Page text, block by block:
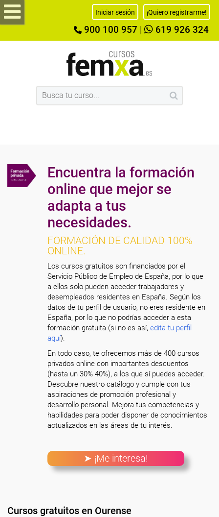
Iniciar sesión ¡Quiero registrarme!
900 100 957 619 926 324
Encuentra la formación
online que mejor se
adapta a tus
necesidades.
FORMACIÓN DE CALIDAD 100%
ONLINE.
Los cursos gratuitos son financiados por el
Servicio Público de Empleo de España, por lo que
a ellos solo pueden acceder trabajadores y
desempleados residentes en España. Según los
datos de tu perfil de usuario, no eres residente en
España, por lo que no podrías acceder a esta
formación gratuita (si no es así,edita tu perfil
aquí).
En todo caso, te ofrecemos más de 400 cursos
privados online con importantes descuentos
(hasta un 30% 40%), a los que sí puedes acceder.
Descubre nuestro catálogo y cumple con tus
aspiraciones de promoción profesional y
desarrollo personal. Mejora tus competencias y
habilidades para poder disponer de conocimientos
actualizados en las áreas de tu interés.
➤ ¡Me interesa!
Cursos gratuitos en Ourense